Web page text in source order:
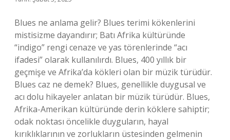
Blues ne anlama gelir? Blues terimi kökenlerini
mistisizme dayandırır; Batı Afrika kültüründe
“indigo” rengi cenaze ve yas törenlerinde “acı
ifadesi” olarak kullanılırdı. Blues, 400 yıllık bir
geçmişe ve Afrika’da kökleri olan bir müzik türüdür.
Blues caz ne demek? Blues, genellikle duygusal ve
acı dolu hikayeler anlatan bir müzik türüdür. Blues,
Afrika-Amerikan kültüründe derin köklere sahiptir;
odak noktası öncelikle duyguların, hayal
kırıklıklarının ve zorlukların üstesinden gelmenin